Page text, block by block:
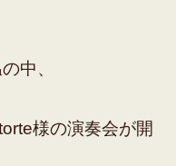
中、
様の演奏会が開